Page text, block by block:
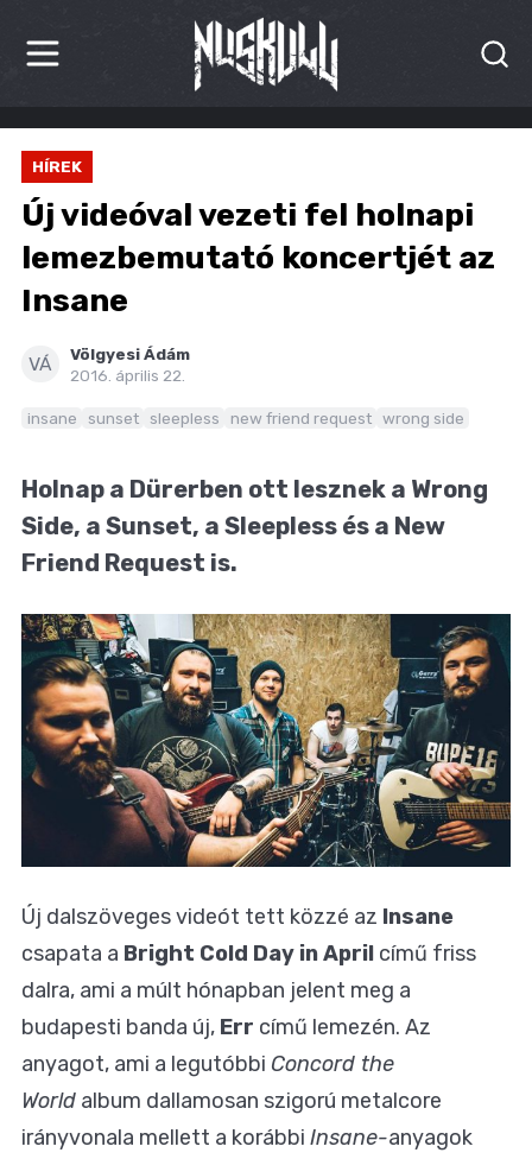
HÍREK
KRITIKÁK
BESZÁMOLÓK
INTERJÚK
PREMIEREK
BLOG
HÍREK
Új videóval vezeti fel holnapi
lemezbemutató koncertjét az
Insane
VÁ
Völgyesi Ádám
2016. április 22.
insane sunset sleepless new friend request wrong side
Holnap a Dürerben ott lesznek a Wrong
Side, a Sunset, a Sleepless és a New
Friend Request is.
Új dalszöveges videót tett közzé az Insane
csapata a Bright Cold Day in April című friss
dalra, ami a múlt hónapban jelent meg a
budapesti banda új, Err című lemezén. Az
anyagot, ami a legutóbbi Concord the
World album dallamosan szigorú metalcore
irányvonala mellett a korábbi Insane-anyagok